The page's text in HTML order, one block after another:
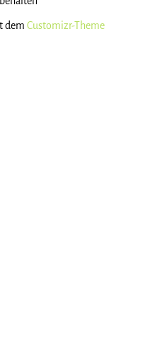
dem Customizr-Theme